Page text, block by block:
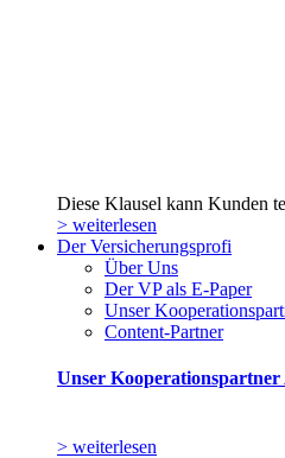
Diese Klausel kann Kunden
> weiterlesen
Der Versicherungsprofi
Über Uns
Der VP als E-Paper
Unser
Content-Partner
Unser
> weiterlesen